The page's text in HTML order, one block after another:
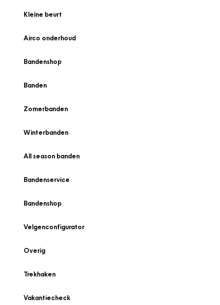
Kleine beurt
Airco onderhoud
Bandenshop
Banden
Zomerbanden
Winterbanden
All season banden
Bandenservice
Bandenshop
Velgenconfigurator
Overig
Trekhaken
Vakantiecheck